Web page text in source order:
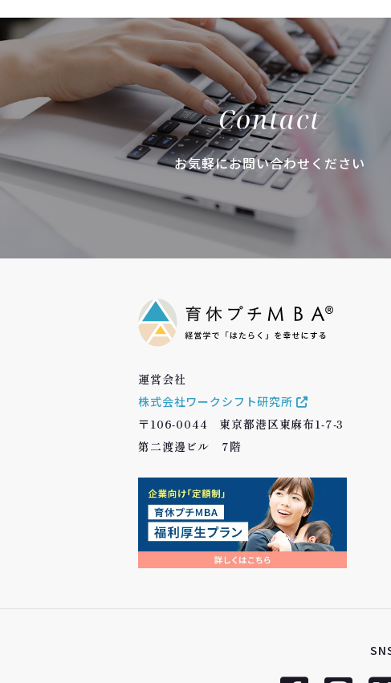
Contact
お気軽にお問い合わせください
運営会社
株式会社ワークシフト研究所
〒106-0044 東京都港区東麻布1-7-3
第二渡邊ビル 7階